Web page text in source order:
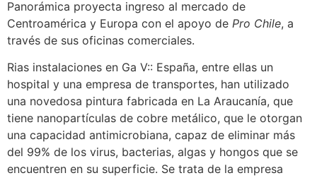
Panorámica proyecta ingreso al mercado de
Centroamérica y Europa con el apoyo de Pro Chile, a
través de sus oficinas comerciales.
Rias instalaciones en Ga V:: España, entre ellas un
hospital y una empresa de transportes, han utilizado
una novedosa pintura fabricada en La Araucanía, que
tiene nanopartículas de cobre metálico, que le otorgan
una capacidad antimicrobiana, capaz de eliminar más
del 99% de los virus, bacterias, algas y hongos que se
encuentren en su superficie. Se trata de la empresa